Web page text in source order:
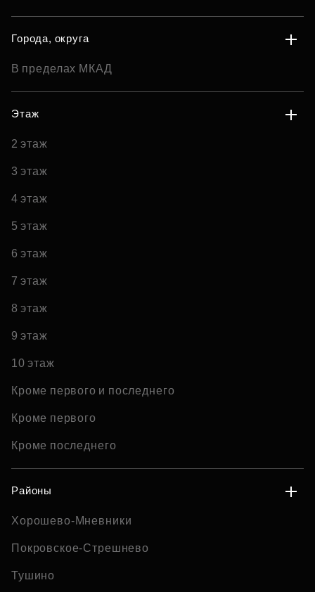
Города, округа
В пределах МКАД
Этаж
2 этаж
3 этаж
4 этаж
5 этаж
6 этаж
7 этаж
8 этаж
9 этаж
10 этаж
Кроме первого и последнего
Кроме первого
Кроме последнего
Районы
Хорошево-Мневники
Покровское-Стрешнево
Тушино